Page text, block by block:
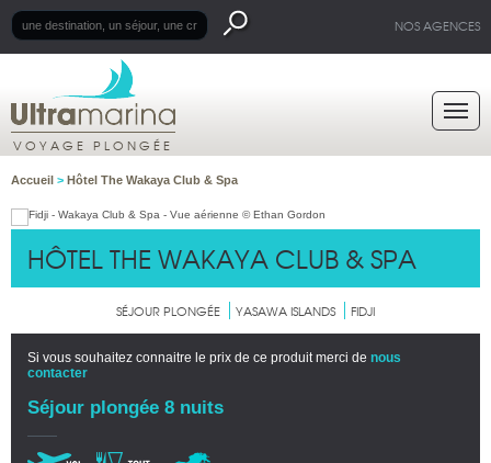
NOS AGENCES
VOYAGE PLONGÉE
Accueil > Hôtel The Wakaya Club & Spa
HÔTEL THE WAKAYA CLUB & SPA
SÉJOUR PLONGÉE YASAWA ISLANDS FIDJI
Si vous souhaitez connaitre le prix de ce produit merci de nous
contacter
Séjour plongée 8 nuits